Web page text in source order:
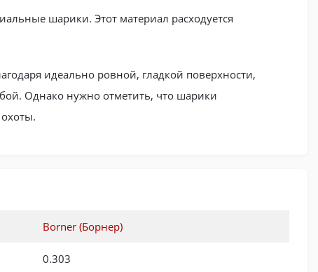
шарики. Этот материал расходуется
идеально ровной, гладкой поверхности,
Однако нужно отметить, что шарики
Borner (Борнер)
0.303